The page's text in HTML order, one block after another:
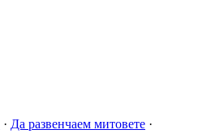
· Да развенчаем митовете ·